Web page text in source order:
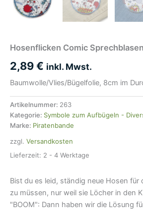
Hosenflicken Comic
2,89€ inkl. Mwst.
Baumwolle/Vlies/Bügelfolie, 8cm im
Artikelnummer: 263
Kategorie: Symbole zum Aufbügeln -
Marke: Piratenbande
zzgl. Versandkosten
Lieferzeit: 2 - 4 Werktage
Bist du es leid, ständig neue Hosen für
zu müssen, nur weil sie Löcher in den
"BOOM": Dann haben wir die Lösung